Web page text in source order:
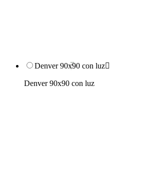
Denver 90x90 con luz
Denver 90x90 con luz